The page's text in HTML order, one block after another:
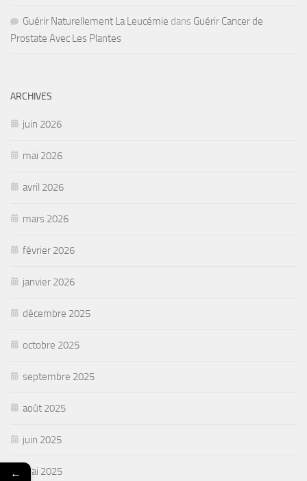
Guérir Naturellement La Leucémie dans Guérir Cancer de
Prostate Avec Les Plantes
ARCHIVES
juin 2026
mai 2026
avril 2026
mars 2026
février 2026
janvier 2026
décembre 2025
octobre 2025
septembre 2025
août 2025
juin 2025
mai 2025
←